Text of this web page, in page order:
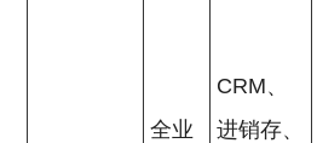
全业
CRM、
进销存、